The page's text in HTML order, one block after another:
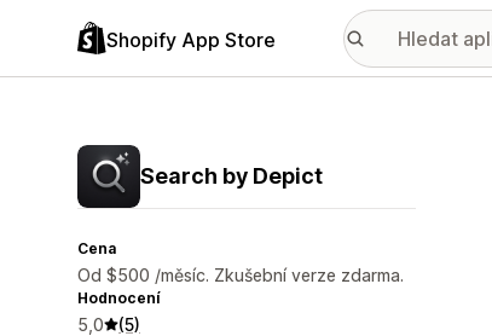
Shopify App Store
Search by Depict
Cena
Od $500 /měsíc. Zkušební verze zdarma.
Hodnocení
5,0 (5)